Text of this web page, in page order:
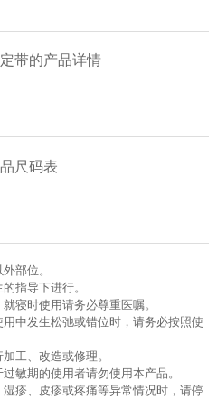
部位。
指导下进行。
寝时使用请务必尊重医嘱。
中发生松弛或错位时，请务必按照使
工、改造或修理。
敏期的使用者请勿使用本产品。
疹、皮疹或疼痛等异常情况时，请停